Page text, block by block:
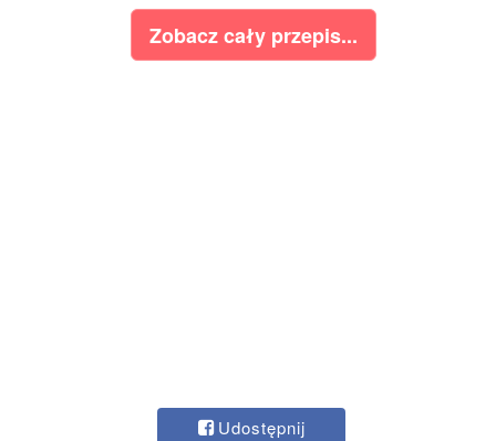
Zobacz cały przepis...
Udostępnij